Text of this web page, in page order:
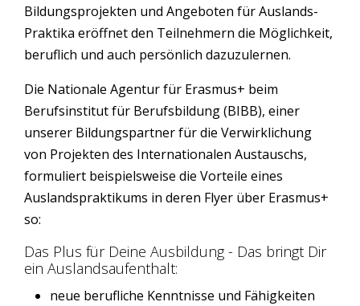
Bildungsprojekten und Angeboten für Auslands-
Praktika eröffnet den Teilnehmern die Möglichkeit,
beruflich und auch persönlich dazuzulernen.
Die Nationale Agentur für Erasmus+ beim
Berufsinstitut für Berufsbildung (BIBB), einer
unserer Bildungspartner für die Verwirklichung
von Projekten des Internationalen Austauschs,
formuliert beispielsweise die Vorteile eines
Auslandspraktikums in deren Flyer über Erasmus+
so:
Das Plus für Deine Ausbildung - Das bringt Dir
ein Auslandsaufenthalt:
neue berufliche Kenntnisse und Fähigkeiten